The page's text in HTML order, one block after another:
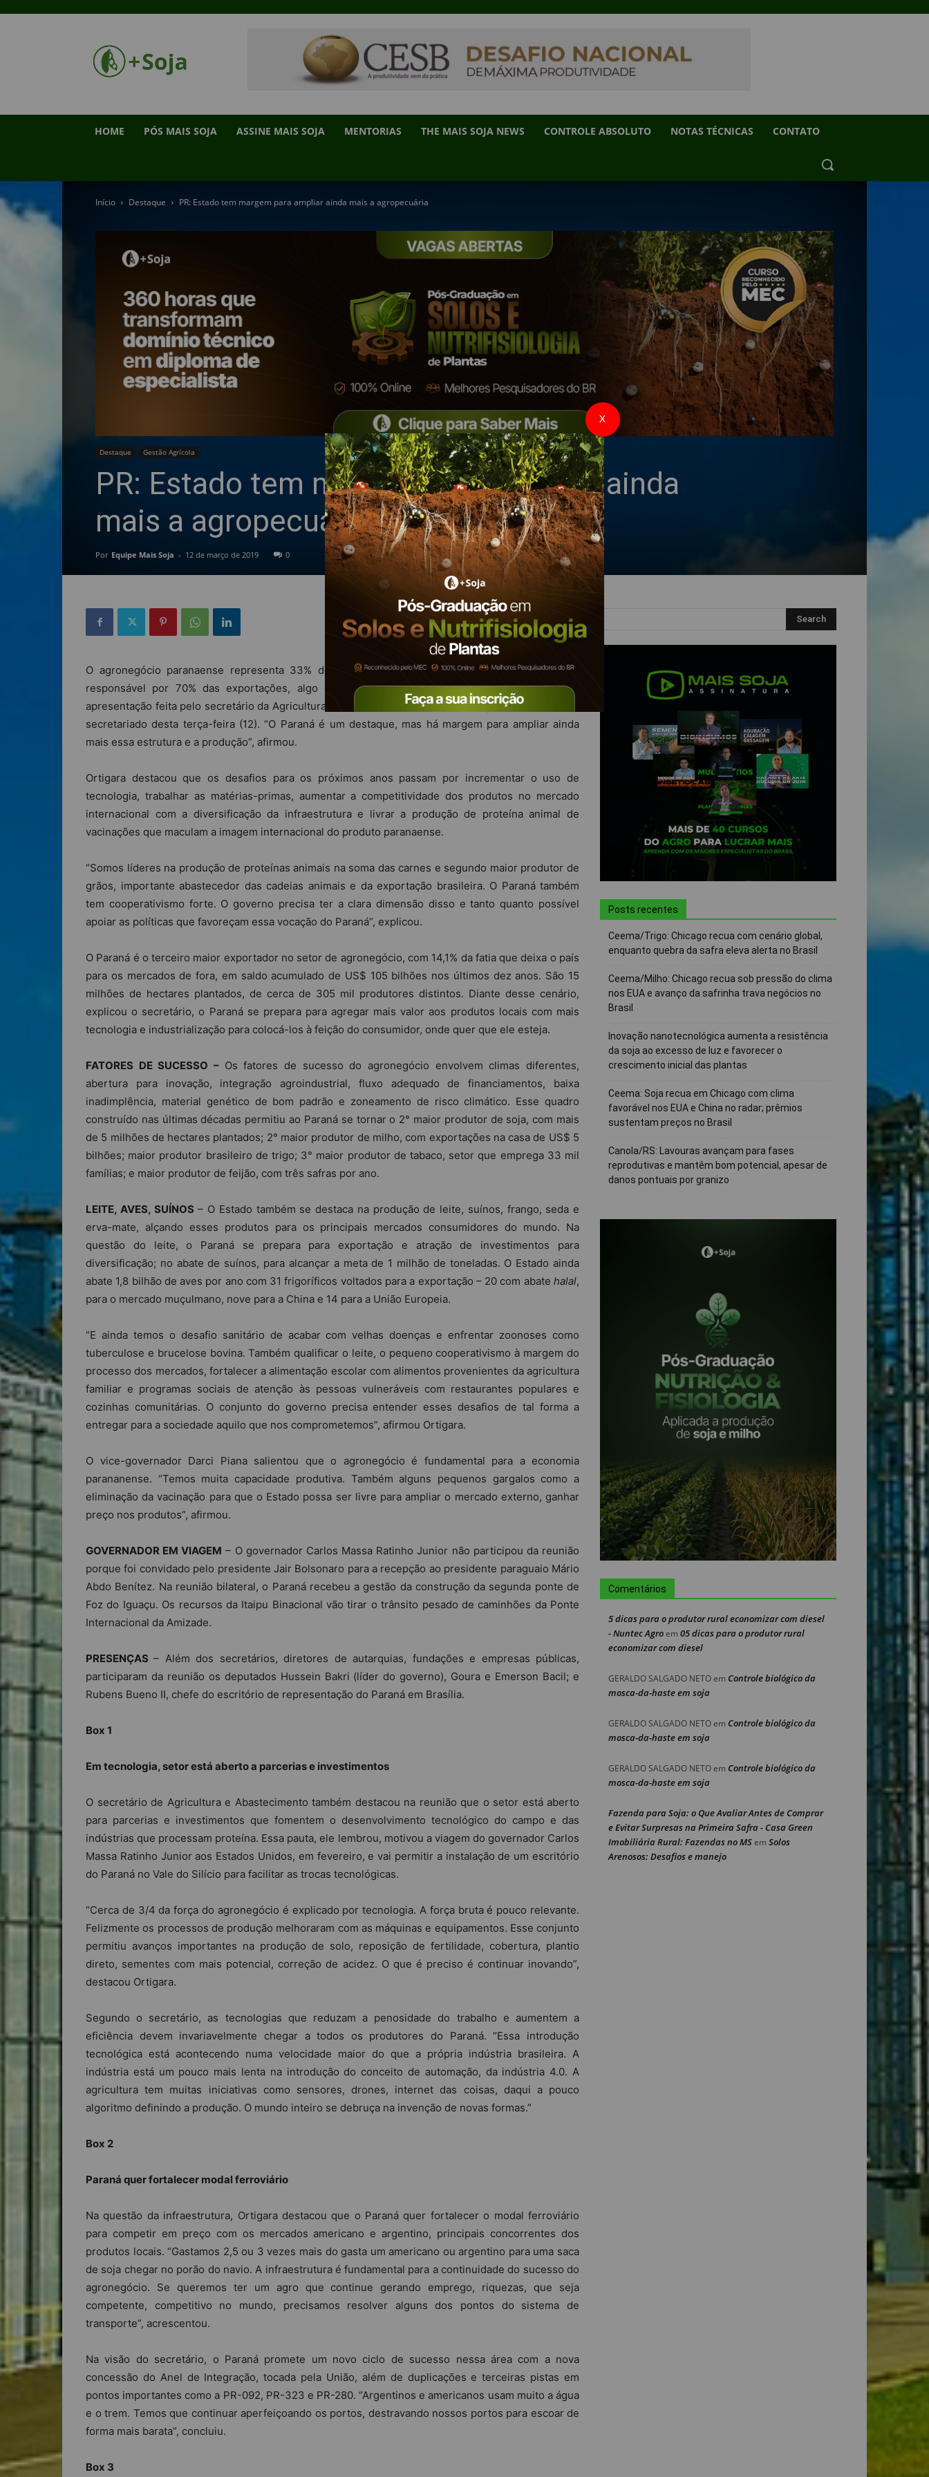
HOME PÓS MAIS SOJA ASSINE MAIS SOJA MENTORIAS THE MAIS SOJA NEWS CONTROLE ABSOLUTO NOTAS TÉCNICAS CONTATO
Início Destaque PR: Estado tem margem para ampliar ainda mais a agropecuária
Destaque Gestão Agrícola
PR: Estado tem margem para ampliar ainda
mais a agropecuária
Por Equipe Mais Soja - 12 de março de 2019 0
O agronegócio paranaense representa 33% do PIB do Estado, emprega 840 mil pessoas e é
responsável por 70% das exportações, algo em torno de US$ 14 bilhões por ano, segundo
apresentação feita pelo secretário da Agricultura e Abastecimento, Norberto Ortigara, na reunião de
secretariado desta terça-feira (12). “O Paraná é um destaque, mas há margem para ampliar ainda
mais essa estrutura e a produção”, afirmou.
Ortigara destacou que os desafios para os próximos anos passam por incrementar o uso de
tecnologia, trabalhar as matérias-primas, aumentar a competitividade dos produtos no mercado
internacional com a diversificação da infraestrutura e livrar a produção de proteína animal de
vacinações que maculam a imagem internacional do produto paranaense.
“Somos líderes na produção de proteínas animais na soma das carnes e segundo maior produtor de
grãos, importante abastecedor das cadeias animais e da exportação brasileira. O Paraná também
tem cooperativismo forte. O governo precisa ter a clara dimensão disso e tanto quanto possível
apoiar as políticas que favoreçam essa vocação do Paraná”, explicou.
O Paraná é o terceiro maior exportador no setor de agronegócio, com 14,1% da fatia que deixa o país
para os mercados de fora, em saldo acumulado de US$ 105 bilhões nos últimos dez anos. São 15
milhões de hectares plantados, de cerca de 305 mil produtores distintos. Diante desse cenário,
explicou o secretário, o Paraná se prepara para agregar mais valor aos produtos locais com mais
tecnologia e industrialização para colocá-los à feição do consumidor, onde quer que ele esteja.
FATORES DE SUCESSO – Os fatores de sucesso do agronegócio envolvem climas diferentes,
abertura para inovação, integração agroindustrial, fluxo adequado de financiamentos, baixa
inadimplência, material genético de bom padrão e zoneamento de risco climático. Esse quadro
construído nas últimas décadas permitiu ao Paraná se tornar o 2° maior produtor de soja, com mais
de 5 milhões de hectares plantados; 2° maior produtor de milho, com exportações na casa de US$ 5
bilhões; maior produtor brasileiro de trigo; 3° maior produtor de tabaco, setor que emprega 33 mil
famílias; e maior produtor de feijão, com três safras por ano.
LEITE, AVES, SUÍNOS – O Estado também se destaca na produção de leite, suínos, frango, seda e
erva-mate, alçando esses produtos para os principais mercados consumidores do mundo. Na
questão do leite, o Paraná se prepara para exportação e atração de investimentos para
diversificação; no abate de suínos, para alcançar a meta de 1 milhão de toneladas. O Estado ainda
abate 1,8 bilhão de aves por ano com 31 frigoríficos voltados para a exportação – 20 com abate halal,
para o mercado muçulmano, nove para a China e 14 para a União Europeia.
“E ainda temos o desafio sanitário de acabar com velhas doenças e enfrentar zoonoses como
tuberculose e brucelose bovina. Também qualificar o leite, o pequeno cooperativismo à margem do
processo dos mercados, fortalecer a alimentação escolar com alimentos provenientes da agricultura
familiar e programas sociais de atenção às pessoas vulneráveis com restaurantes populares e
cozinhas comunitárias. O conjunto do governo precisa entender esses desafios de tal forma a
entregar para a sociedade aquilo que nos comprometemos”, afirmou Ortigara.
O vice-governador Darci Piana salientou que o agronegócio é fundamental para a economia
parananense. “Temos muita capacidade produtiva. Também alguns pequenos gargalos como a
eliminação da vacinação para que o Estado possa ser livre para ampliar o mercado externo, ganhar
preço nos produtos”, afirmou.
GOVERNADOR EM VIAGEM – O governador Carlos Massa Ratinho Junior não participou da reunião
porque foi convidado pelo presidente Jair Bolsonaro para a recepção ao presidente paraguaio Mário
Abdo Benítez. Na reunião bilateral, o Paraná recebeu a gestão da construção da segunda ponte de
Foz do Iguaçu. Os recursos da Itaipu Binacional vão tirar o trânsito pesado de caminhões da Ponte
Internacional da Amizade.
PRESENÇAS– Além dos secretários, diretores de autarquias, fundações e empresas públicas,
participaram da reunião os deputados Hussein Bakri (líder do governo), Goura e Emerson Bacil; e
Rubens Bueno II, chefe do escritório de representação do Paraná em Brasília.
Box 1
Em tecnologia, setor está aberto a parcerias e investimentos
O secretário de Agricultura e Abastecimento também destacou na reunião que o setor está aberto
para parcerias e investimentos que fomentem o desenvolvimento tecnológico do campo e das
indústrias que processam proteína. Essa pauta, ele lembrou, motivou a viagem do governador Carlos
Massa Ratinho Junior aos Estados Unidos, em fevereiro, e vai permitir a instalação de um escritório
do Paraná no Vale do Silício para facilitar as trocas tecnológicas.
“Cerca de 3/4 da força do agronegócio é explicado por tecnologia. A força bruta é pouco relevante.
Felizmente os processos de produção melhoraram com as máquinas e equipamentos. Esse conjunto
permitiu avanços importantes na produção de solo, reposição de fertilidade, cobertura, plantio
direto, sementes com mais potencial, correção de acidez. O que é preciso é continuar inovando”,
destacou Ortigara.
Segundo o secretário, as tecnologias que reduzam a penosidade do trabalho e aumentem a
eficiência devem invariavelmente chegar a todos os produtores do Paraná. “Essa introdução
tecnológica está acontecendo numa velocidade maior do que a própria indústria brasileira. A
indústria está um pouco mais lenta na introdução do conceito de automação, da indústria 4.0. A
agricultura tem muitas iniciativas como sensores, drones, internet das coisas, daqui a pouco
algoritmo definindo a produção. O mundo inteiro se debruça na invenção de novas formas.”
Box 2
Paraná quer fortalecer modal ferroviário
Na questão da infraestrutura, Ortigara destacou que o Paraná quer fortalecer o modal ferroviário
para competir em preço com os mercados americano e argentino, principais concorrentes dos
produtos locais. “Gastamos 2,5 ou 3 vezes mais do gasta um americano ou argentino para uma saca
de soja chegar no porão do navio. A infraestrutura é fundamental para a continuidade do sucesso do
agronegócio. Se queremos ter um agro que continue gerando emprego, riquezas, que seja
competente, competitivo no mundo, precisamos resolver alguns dos pontos do sistema de
transporte”, acrescentou.
Na visão do secretário, o Paraná promete um novo ciclo de sucesso nessa área com a nova
concessão do Anel de Integração, tocada pela União, além de duplicações e terceiras pistas em
pontos importantes como a PR-092, PR-323 e PR-280. “Argentinos e americanos usam muito a água
e o trem. Temos que continuar aperfeiçoando os portos, destravando nossos portos para escoar de
forma mais barata”, concluiu.
Box 3
Posts recentes
Ceema/Trigo: Chicago recua com cenário global,
enquanto quebra da safra eleva alerta no Brasil
Ceema/Milho: Chicago recua sob pressão do clima
nos EUA e avanço da safrinha trava negócios no
Brasil
Inovação nanotecnológica aumenta a resistência
da soja ao excesso de luz e favorecer o
crescimento inicial das plantas
Ceema: Soja recua em Chicago com clima
favorável nos EUA e China no radar; prêmios
sustentam preços no Brasil
Canola/RS: Lavouras avançam para fases
reprodutivas e mantêm bom potencial, apesar de
danos pontuais por granizo
Comentários
5 dicas para o produtor rural economizar com diesel
- Nuntec Agroem 05 dicas para o produtor rural
economizar com diesel
GERALDO SALGADO NETOem Controle biológico da
mosca-da-haste em soja
GERALDO SALGADO NETOem Controle biológico da
mosca-da-haste em soja
GERALDO SALGADO NETOem Controle biológico da
mosca-da-haste em soja
Fazenda para Soja: o Que Avaliar Antes de Comprar
e Evitar Surpresas na Primeira Safra - Casa Green
Imobiliária Rural: Fazendas no MSem Solos
Arenosos: Desafios e manejo
X